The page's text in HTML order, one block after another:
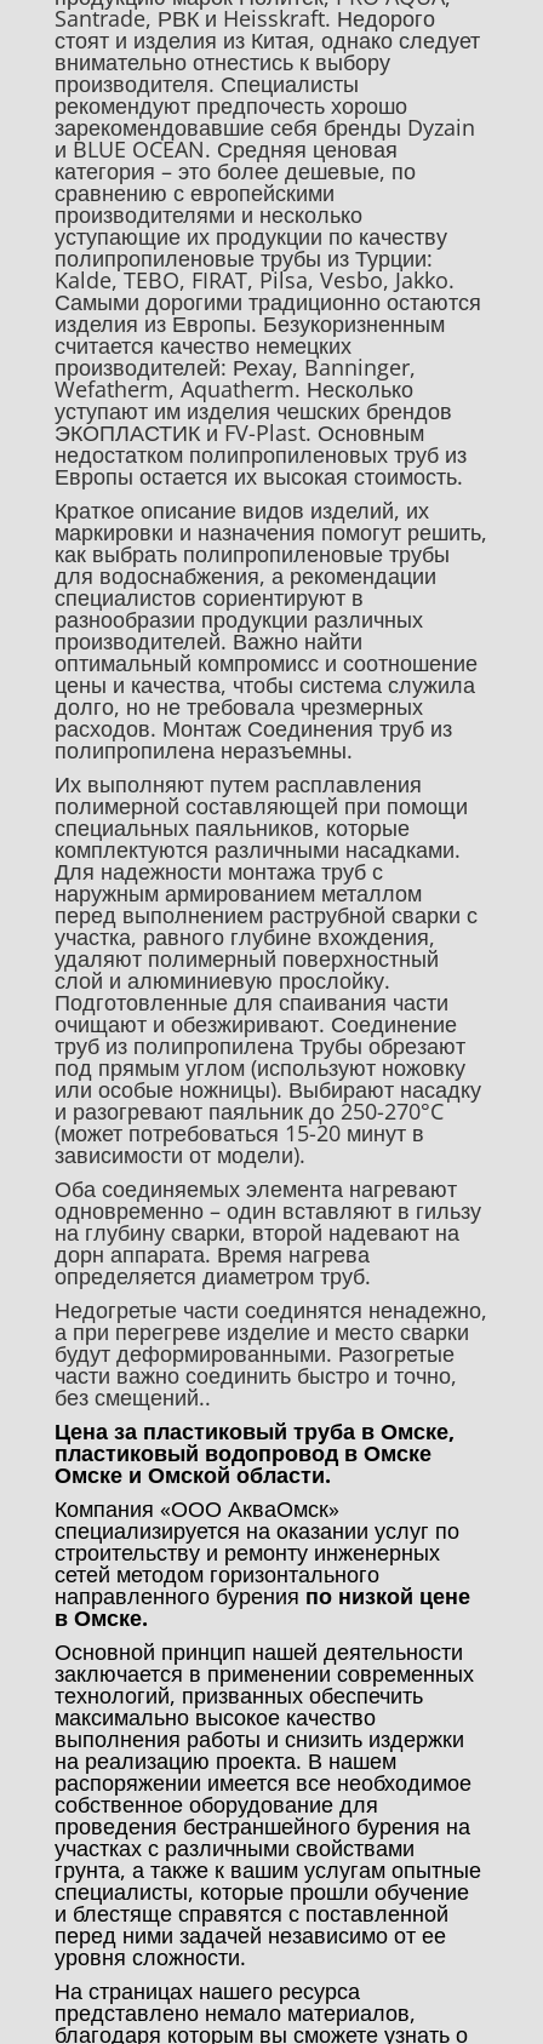
Santrade, РВК и Heisskraft. Недорого
стоят и изделия из Китая, однако следует
внимательно отнестись к выбору
производителя. Специалисты
рекомендуют предпочесть хорошо
зарекомендовавшие себя бренды Dyzain
и BLUE OCEAN. Средняя ценовая
категория – это более дешевые, по
сравнению с европейскими
производителями и несколько
уступающие их продукции по качеству
полипропиленовые трубы из Турции:
Kalde, TEBO, FIRAT, Pilsa, Vesbo, Jakko.
Самыми дорогими традиционно остаются
изделия из Европы. Безукоризненным
считается качество немецких
производителей: Рехау, Banninger,
Wefatherm, Aquatherm. Несколько
уступают им изделия чешских брендов
ЭКОПЛАСТИК и FV-Plast. Основным
недостатком полипропиленовых труб из
Европы остается их высокая стоимость.
Краткое описание видов изделий, их
маркировки и назначения помогут решить,
как выбрать полипропиленовые трубы
для водоснабжения, а рекомендации
специалистов сориентируют в
разнообразии продукции различных
производителей. Важно найти
оптимальный компромисс и соотношение
цены и качества, чтобы система служила
долго, но не требовала чрезмерных
расходов. Монтаж Соединения труб из
полипропилена неразъемны.
Их выполняют путем расплавления
полимерной составляющей при помощи
специальных паяльников, которые
комплектуются различными насадками.
Для надежности монтажа труб с
наружным армированием металлом
перед выполнением раструбной сварки с
участка, равного глубине вхождения,
удаляют полимерный поверхностный
слой и алюминиевую прослойку.
Подготовленные для спаивания части
очищают и обезжиривают. Соединение
труб из полипропилена Трубы обрезают
под прямым углом (используют ножовку
или особые ножницы). Выбирают насадку
и разогревают паяльник до 250-270°C
(может потребоваться 15-20 минут в
зависимости от модели).
Оба соединяемых элемента нагревают
одновременно – один вставляют в гильзу
на глубину сварки, второй надевают на
дорн аппарата. Время нагрева
определяется диаметром труб.
Недогретые части соединятся ненадежно,
а при перегреве изделие и место сварки
будут деформированными. Разогретые
части важно соединить быстро и точно,
без смещений..
Цена за пластиковый труба в Омске,
пластиковый водопровод в Омске
Омске и Омской области.
Компания «ООО АкваОмск»
специализируется на оказании услуг по
строительству и ремонту инженерных
сетей методом горизонтального
направленного бурения по низкой цене
в Омске.
Основной принцип нашей деятельности
заключается в применении современных
технологий, призванных обеспечить
максимально высокое качество
выполнения работы и снизить издержки
на реализацию проекта. В нашем
распоряжении имеется все необходимое
собственное оборудование для
проведения бестраншейного бурения на
участках с различными свойствами
грунта, а также к вашим услугам опытные
специалисты, которые прошли обучение
и блестяще справятся с поставленной
перед ними задачей независимо от ее
уровня сложности.
На страницах нашего ресурса
представлено немало материалов,
благодаря которым вы сможете узнать о